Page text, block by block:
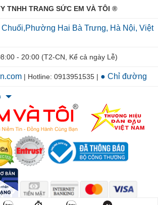
TNHH TRANG SỨC EM VÀ TÔI ®
Chuối,Phường Hai Bà Trưng, Hà Nội, Việt
- 20:00 (T2-CN, Kể cả ngày Lễ)
| Hotline: 0913951535 | ● Chỉ đường